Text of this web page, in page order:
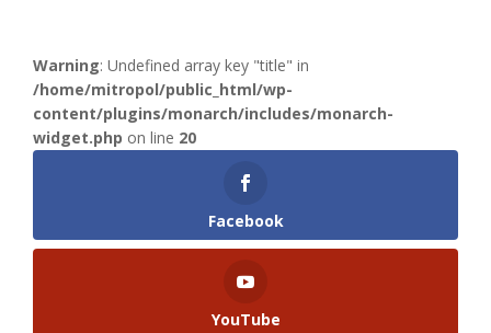
Warning: Undefined array key "title" in
/home/mitropol/public_html/wp-
content/plugins/monarch/includes/monarch-
widget.php on line 20
Facebook
YouTube